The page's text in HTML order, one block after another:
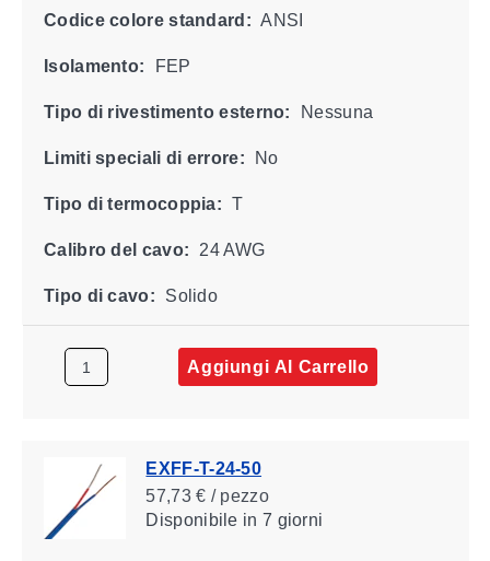
Codice colore standard: ANSI
Isolamento: FEP
Tipo di rivestimento esterno: Nessuna
Limiti speciali di errore: No
Tipo di termocoppia: T
Calibro del cavo: 24 AWG
Tipo di cavo: Solido
Aggiungi Al Carrello
EXFF-T-24-50
57,73 € / pezzo
Disponibile in 7 giorni